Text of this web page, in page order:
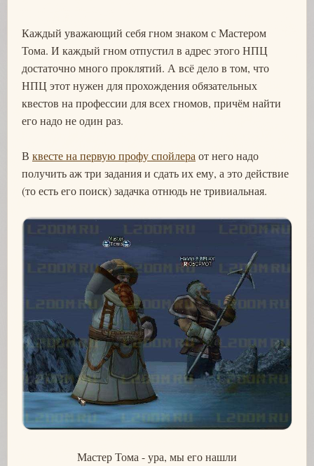
Каждый уважающий себя гном знаком с Мастером
Тома. И каждый гном отпустил в адрес этого НПЦ
достаточно много проклятий. А всё дело в том, что
НПЦ этот нужен для прохождения обязательных
квестов на профессии для всех гномов, причём найти
его надо не один раз.
В квесте на первую профу спойлера от него надо
получить аж три задания и сдать их ему, а это действие
(то есть его поиск) задачка отнюдь не тривиальная.
Мастер Тома - ура, мы его нашли